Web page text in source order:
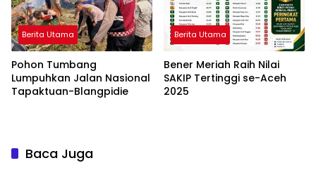
Berita Utama
Pohon Tumbang
Lumpuhkan Jalan Nasional
Tapaktuan-Blangpidie
Berita Utama
Bener Meriah Raih Nilai
SAKIP Tertinggi se-Aceh
2025
Baca Juga